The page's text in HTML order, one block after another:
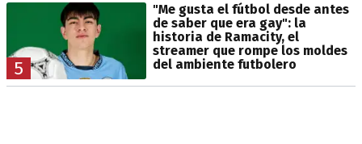
5
"Me gusta el fútbol desde antes
de saber que era gay": la
historia de Ramacity, el
streamer que rompe los moldes
del ambiente futbolero